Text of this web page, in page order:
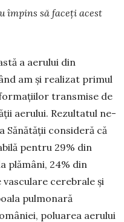
împins să faceți acest
a aerului din
am și rea­lizat primul
transmise de
aerului. Rezultatul ne-
Sănătății consideră că
pentru 29% din
plămâni, 24% din
ce­re­brale și
pulmonară
poluarea aerului